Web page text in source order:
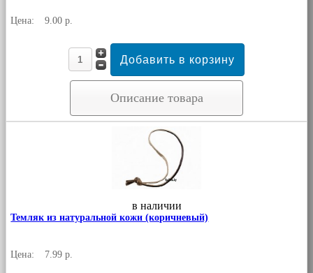
Цена: 9.00 р.
Описание товара
в наличии
Темляк из натуральной кожи (коричневый)
Цена: 7.99 р.